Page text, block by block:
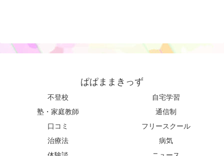
ぱぱままきっず
不登校
自宅学習
塾・家庭教師
通信制
口コミ
フリースクール
治療法
病気